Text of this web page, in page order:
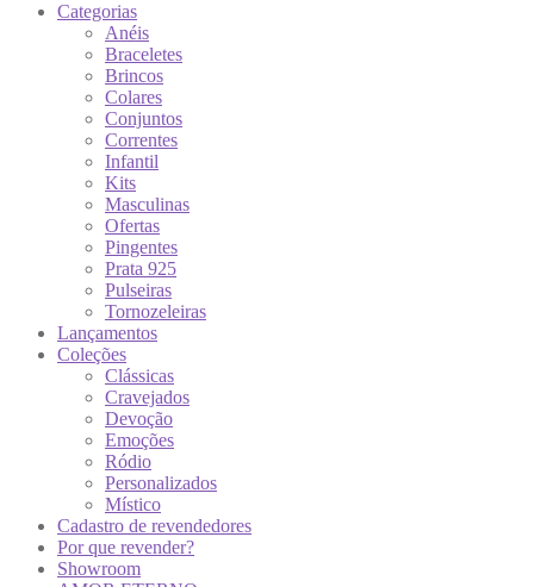
Categorias
Anéis
Braceletes
Brincos
Colares
Conjuntos
Correntes
Infantil
Kits
Masculinas
Ofertas
Pingentes
Prata 925
Pulseiras
Tornozeleiras
Lançamentos
Coleções
Clássicas
Cravejados
Devoção
Emoções
Ródio
Personalizados
Místico
Cadastro de revendedores
Por que revender?
Showroom